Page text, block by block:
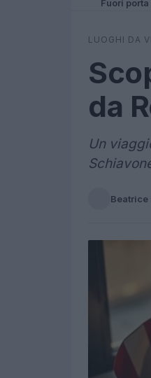
Fuori porta
LUOGHI DA
da
Un
Beatrice